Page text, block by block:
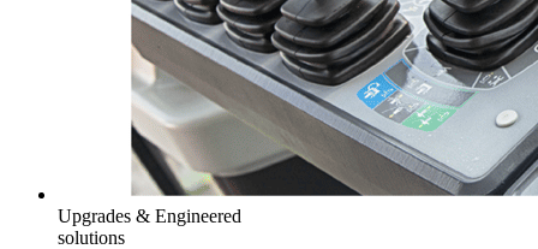
Upgrades & Engineered
solutions